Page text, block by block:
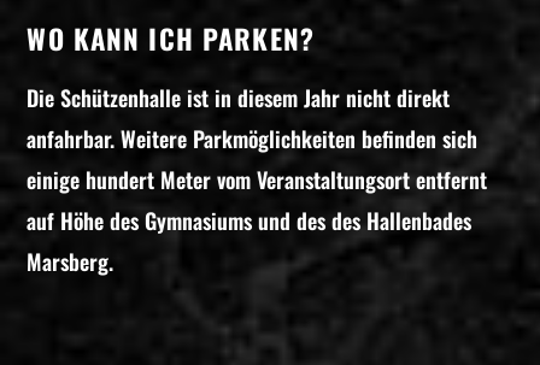
WO KANN ICH PARKEN?
Die Schützenhalle ist in diesem Jahr nicht direkt
anfahrbar. Weitere Parkmöglichkeiten befinden sich
einige hundert Meter vom Veranstaltungsort entfernt
auf Höhe des Gymnasiums und des des Hallenbades
Marsberg.